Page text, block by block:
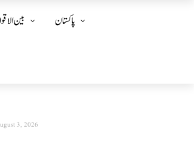
بین الا پاکستان
3, 2026